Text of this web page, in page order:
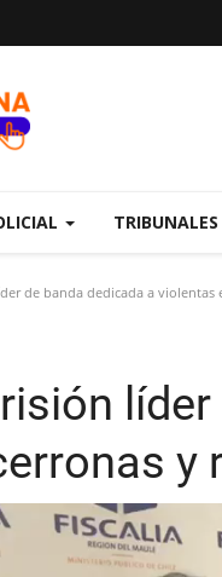
TRIBUNALES
de banda dedicada a
y